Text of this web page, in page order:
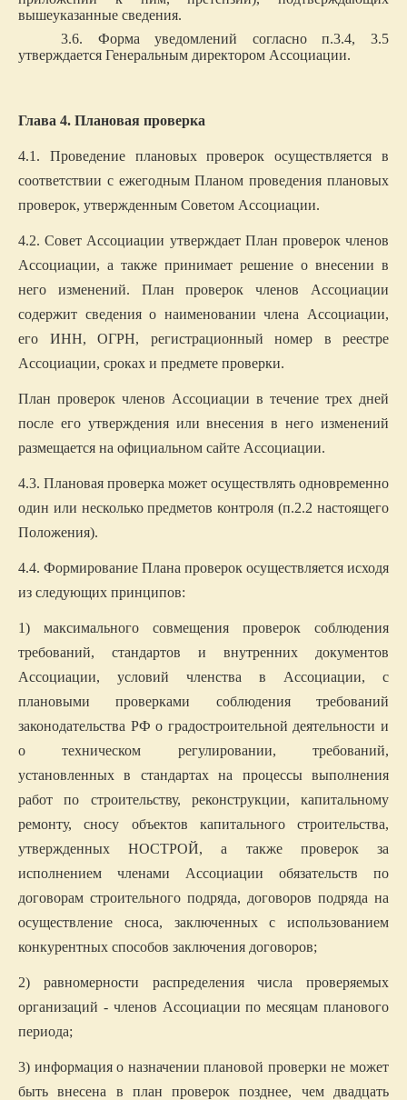
вышеуказанные сведения.
3.6. Форма уведомлений согласно п.3.4, 3.5
утверждается Генеральным директором Ассоциации.
Глава 4. Плановая проверка
4.1. Проведение плановых проверок осуществляется в
соответствии с ежегодным Планом проведения плановых
проверок, утвержденным Советом Ассоциации.
4.2. Совет Ассоциации утверждает План проверок членов
Ассоциации, а также принимает решение о внесении в
него изменений. План проверок членов Ассоциации
содержит сведения о наименовании члена Ассоциации,
его ИНН, ОГРН, регистрационный номер в реестре
Ассоциации, сроках и предмете проверки.
План проверок членов Ассоциации в течение трех дней
после его утверждения или внесения в него изменений
размещается на официальном сайте Ассоциации.
4.3. Плановая проверка может осуществлять одновременно
один или несколько предметов контроля (п.2.2 настоящего
Положения).
4.4. Формирование Плана проверок осуществляется исходя
из следующих принципов:
1) максимального совмещения проверок соблюдения
требований, стандартов и внутренних документов
Ассоциации, условий членства в Ассоциации, с
плановыми проверками соблюдения требований
законодательства РФ о градостроительной деятельности и
о техническом регулировании, требований,
установленных в стандартах на процессы выполнения
работ по строительству, реконструкции, капитальному
ремонту, сносу объектов капитального строительства,
утвержденных НОСТРОЙ, а также проверок за
исполнением членами Ассоциации обязательств по
договорам строительного подряда, договоров подряда на
осуществление сноса, заключенных с использованием
конкурентных способов заключения договоров;
2) равномерности распределения числа проверяемых
организаций - членов Ассоциации по месяцам планового
периода;
3) информация о назначении плановой проверки не может
быть внесена в план проверок позднее, чем двадцать